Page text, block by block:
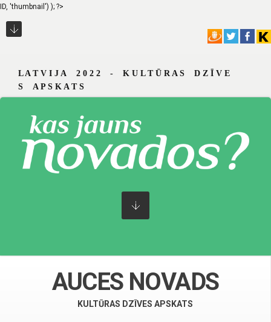
ID, 'thumbnail') ); ?>
L A T V I J A 2 0 2 2 - K U L T Ū R A S D Z Ī V E
S A P S K A T S
AUCES NOVADS
KULTŪRAS DZĪVES APSKATS